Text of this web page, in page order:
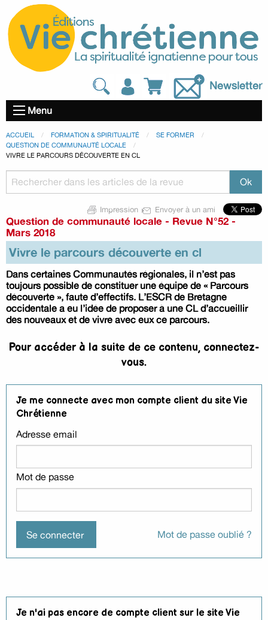
Newsletter
Menu
ACCUEIL FORMATION & SPIRITUALITÉ
SE FORMER
QUESTION DE COMMUNAUTÉ LOCALE
VIVRE LE PARCOURS DÉCOUVERTE EN CL
Impression Envoyer à un ami
Question de communauté locale - Revue N°52 -
Mars 2018
Vivre le parcours découverte en cl
Dans certaines Communautés régionales, il n’est pas
toujours possible de constituer une équipe de « Parcours
découverte », faute d’effectifs. L’ESCR de Bretagne
occidentale a eu l’idée de proposer à une CL d’accueillir
des nouveaux et de vivre avec eux ce parcours.
Pour accéder à la suite de ce contenu, connectez-
vous.
Je me connecte avec mon compte client du site Vie
Chrétienne
Adresse email
Mot de passe
Mot de passe oublié ?
Je n'ai pas encore de compte client sur le site Vie